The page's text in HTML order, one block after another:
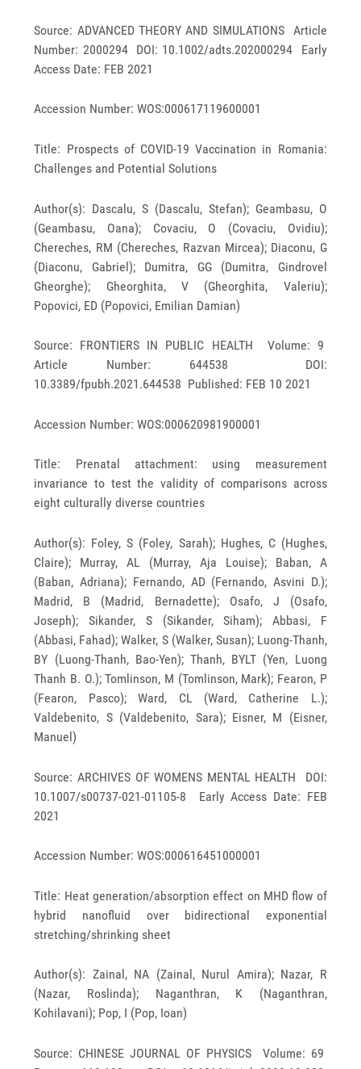
Source: ADVANCED THEORY AND SIMULATIONS Article
Number: 2000294 DOI: 10.1002/adts.202000294 Early
Access Date: FEB 2021
Accession Number: WOS:000617119600001
Title: Prospects of COVID-19 Vaccination in Romania:
Challenges and Potential Solutions
Author(s): Dascalu, S (Dascalu, Stefan); Geambasu, O
(Geambasu, Oana); Covaciu, O (Covaciu, Ovidiu);
Chereches, RM (Chereches, Razvan Mircea); Diaconu, G
(Diaconu, Gabriel); Dumitra, GG (Dumitra, Gindrovel
Gheorghe); Gheorghita, V (Gheorghita, Valeriu);
Popovici, ED (Popovici, Emilian Damian)
Source: FRONTIERS IN PUBLIC HEALTH Volume: 9
Article Number: 644538 DOI:
10.3389/fpubh.2021.644538 Published: FEB 10 2021
Accession Number: WOS:000620981900001
Title: Prenatal attachment: using measurement
invariance to test the validity of comparisons across
eight culturally diverse countries
Author(s): Foley, S (Foley, Sarah); Hughes, C (Hughes,
Claire); Murray, AL (Murray, Aja Louise); Baban, A
(Baban, Adriana); Fernando, AD (Fernando, Asvini D.);
Madrid, B (Madrid, Bernadette); Osafo, J (Osafo,
Joseph); Sikander, S (Sikander, Siham); Abbasi, F
(Abbasi, Fahad); Walker, S (Walker, Susan); Luong-Thanh,
BY (Luong-Thanh, Bao-Yen); Thanh, BYLT (Yen, Luong
Thanh B. O.); Tomlinson, M (Tomlinson, Mark); Fearon, P
(Fearon, Pasco); Ward, CL (Ward, Catherine L.);
Valdebenito, S (Valdebenito, Sara); Eisner, M (Eisner,
Manuel)
Source: ARCHIVES OF WOMENS MENTAL HEALTH DOI:
10.1007/s00737-021-01105-8 Early Access Date: FEB
2021
Accession Number: WOS:000616451000001
Title: Heat generation/absorption effect on MHD flow of
hybrid nanofluid over bidirectional exponential
stretching/shrinking sheet
Author(s): Zainal, NA (Zainal, Nurul Amira); Nazar, R
(Nazar, Roslinda); Naganthran, K (Naganthran,
Kohilavani); Pop, I (Pop, Ioan)
Source: CHINESE JOURNAL OF PHYSICS Volume: 69